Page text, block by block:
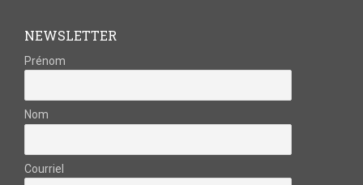
NEWSLETTER
Prénom
Nom
Courriel